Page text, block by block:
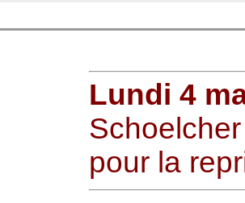
Lundi 4
pour la